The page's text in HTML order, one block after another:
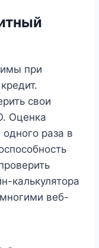
при
свои
Оценка
раза в
калькулятора
веб-